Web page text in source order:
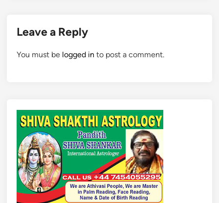
Leave a Reply
You must be logged in to post a comment.